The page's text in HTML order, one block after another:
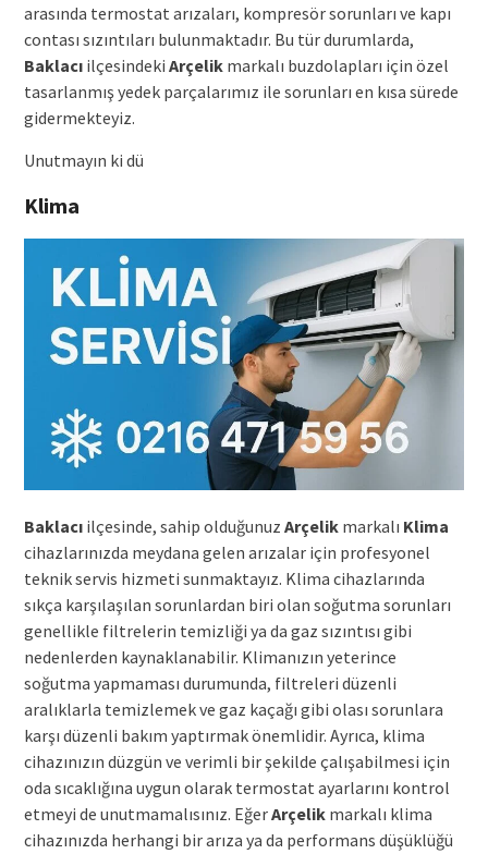
arasında termostat arızaları, kompresör sorunları ve kapı
contası sızıntıları bulunmaktadır. Bu tür durumlarda,
Baklacıilçesindeki Arçelikmarkalı buzdolapları için özel
tasarlanmış yedek parçalarımız ile sorunları en kısa sürede
gidermekteyiz.
Unutmayın ki dü
Klima
Baklacıilçesinde, sahip olduğunuz Arçelikmarkalı Klima
cihazlarınızda meydana gelen arızalar için profesyonel
teknik servis hizmeti sunmaktayız. Klima cihazlarında
sıkça karşılaşılan sorunlardan biri olan soğutma sorunları
genellikle filtrelerin temizliği ya da gaz sızıntısı gibi
nedenlerden kaynaklanabilir. Klimanızın yeterince
soğutma yapmaması durumunda, filtreleri düzenli
aralıklarla temizlemek ve gaz kaçağı gibi olası sorunlara
karşı düzenli bakım yaptırmak önemlidir. Ayrıca, klima
cihazınızın düzgün ve verimli bir şekilde çalışabilmesi için
oda sıcaklığına uygun olarak termostat ayarlarını kontrol
etmeyi de unutmamalısınız. EğerArçelikmarkalı klima
cihazınızda herhangi bir arıza ya da performans düşüklüğü